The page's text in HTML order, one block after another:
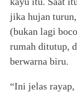
jika hujan
(bukan lagi
rumah ditutup,
berwarna biru.
“Ini jelas